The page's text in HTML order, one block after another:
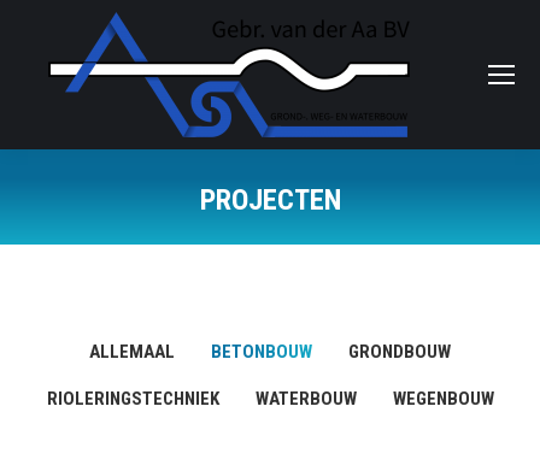
PROJECTEN
ALLEMAAL BETONBOUW GRONDBOUW
RIOLERINGSTECHNIEK WATERBOUW WEGENBOUW